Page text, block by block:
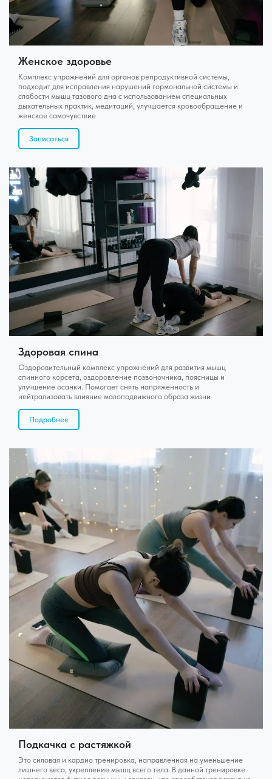
Женское здоровье
Комплекс упражнений для органов репродуктивной системы,
подходит для исправления нарушений гормональной системы и
слабости мышц тазового дна с использованием специальных
дыхательных практик, медитаций, улучшается кровообращение и
женское самочувствие
Записаться
Здоровая спина
Оздоровительный комплекс упражнений для развития мышц
спинного корсета, оздоровление позвоночника, поясницы и
улучшение осанки. Помогает снять напряженность и
нейтрализовать влияние малоподвижного образа жизни
Подробнее
Подкачка с растяжкой
Это силовая и кардио тренировка, направленная на уменьшение
лишнего веса, укрепление мышц всего тела. В данной тренировке